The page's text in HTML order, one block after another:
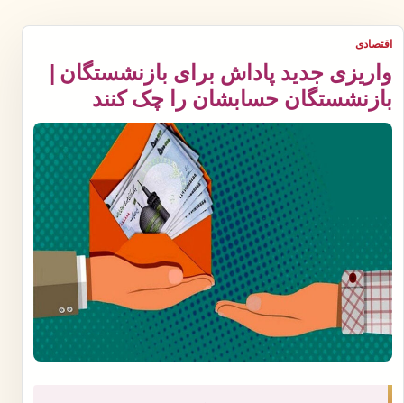
اقتصادی
واریزی جدید پاداش برای بازنشستگان |
بازنشستگان حسابشان را چک کنند